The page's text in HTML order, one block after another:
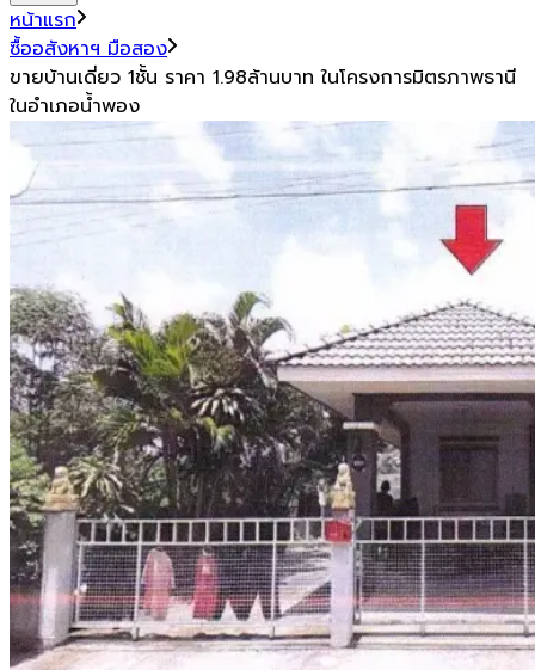
หน้าแรก
ซื้ออสังหาฯ มือสอง
ขายบ้านเดี่ยว 1ชั้น ราคา 1.98ล้านบาท ในโครงการมิตรภาพธานี
ในอำเภอน้ำพอง